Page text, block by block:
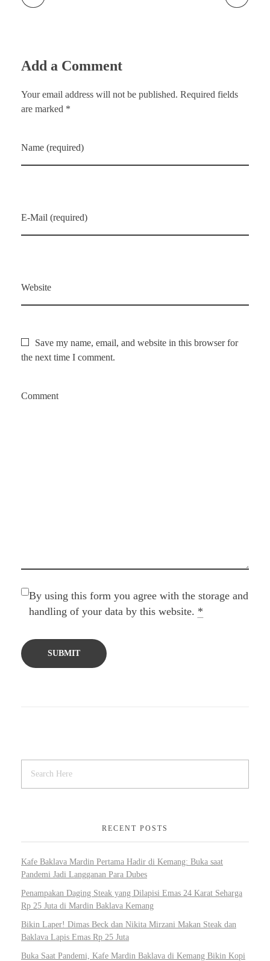
Add a Comment
Your email address will not be published. Required fields
are marked *
Name (required)
E-Mail (required)
Website
Save my name, email, and website in this browser for
the next time I comment.
Comment
By using this form you agree with the storage and
handling of your data by this website. *
RECENT POSTS
Kafe Baklava Mardin Pertama Hadir di Kemang: Buka saat
Pandemi Jadi Langganan Para Dubes
Penampakan Daging Steak yang Dilapisi Emas 24 Karat Seharga
Rp 25 Juta di Mardin Baklava Kemang
Bikin Laper! Dimas Beck dan Nikita Mirzani Makan Steak dan
Baklava Lapis Emas Rp 25 Juta
Buka Saat Pandemi, Kafe Mardin Baklava di Kemang Bikin Kopi